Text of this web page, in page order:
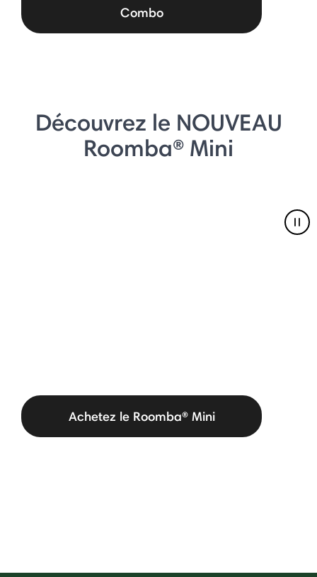
Combo
Découvrez le NOUVEAU
Roomba® Mini
Achetez le Roomba® Mini